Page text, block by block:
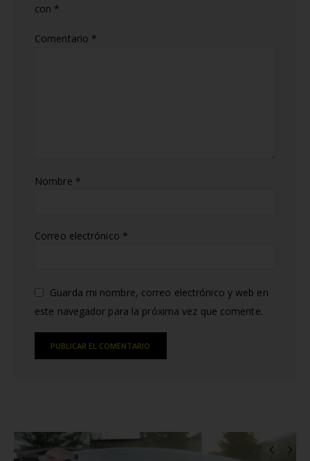
con *
Comentario *
Nombre *
Correo electrónico *
Guarda mi nombre, correo electrónico y web en
este navegador para la próxima vez que comente.
RELATED POSTS